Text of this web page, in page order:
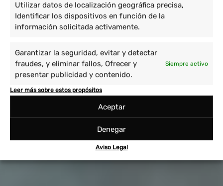
Utilizar datos de localización geográfica precisa,
Identificar los dispositivos en función de la
información solicitada activamente.
Garantizar la seguridad, evitar y detectar
fraudes, y eliminar fallos, Ofrecer y
presentar publicidad y contenido.
Siempre activo
Leer más sobre estos propósitos
Aceptar
Denegar
Aviso Legal